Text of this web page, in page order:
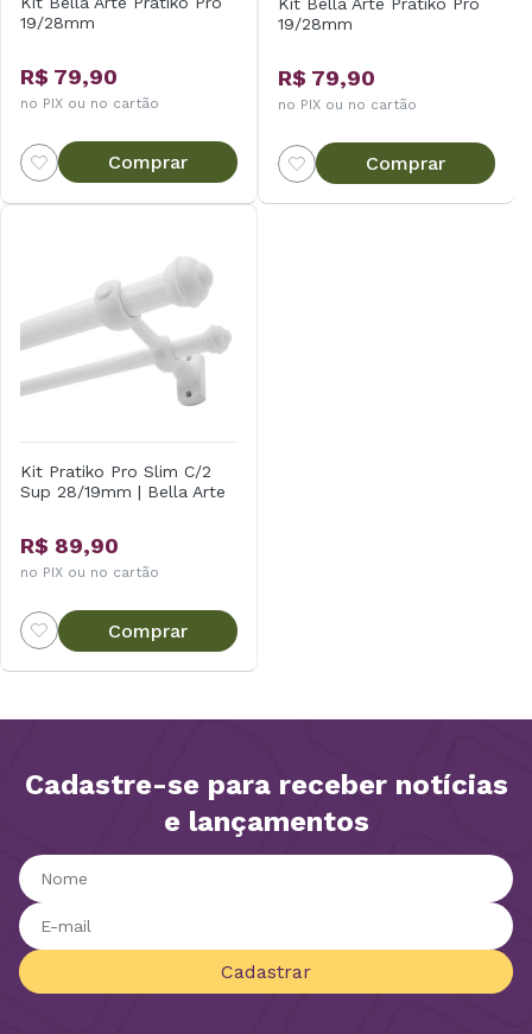
19/28mm
R$ 79,90
no PIX ou no cartão
Comprar
19/28mm
R$ 79,90
no PIX ou no cartão
Comprar
Kit Pratiko Pro Slim C/2
Sup 28/19mm | Bella Arte
R$ 89,90
no PIX ou no cartão
Comprar
Cadastre-se para receber notícias
e lançamentos
Cadastrar